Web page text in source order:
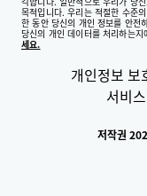
목적입니다. 우리는 적절한 수준
한 동안 당신의 개인 정보를 안전
당신의 개인 데이터를 처리하는
세요.
개인정보 보
서비
저작권